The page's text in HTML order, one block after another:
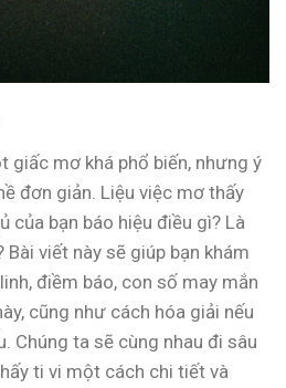
giấc mơ khá phổ biến, nhưng ý
đơn giản. Liệu việc mơ thấy
của bạn báo hiệu điều gì? Là
viết này sẽ giúp bạn khám
điềm báo, con số may mắn
cũng như cách hóa giải nếu
Chúng ta sẽ cùng nhau đi sâu
ti vi một cách chi tiết và